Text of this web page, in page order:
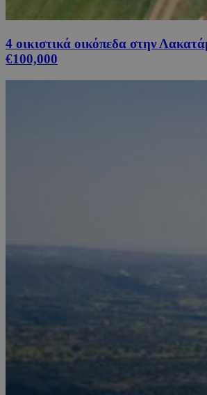
4 οικιστικά οικόπεδα στην
€100,000